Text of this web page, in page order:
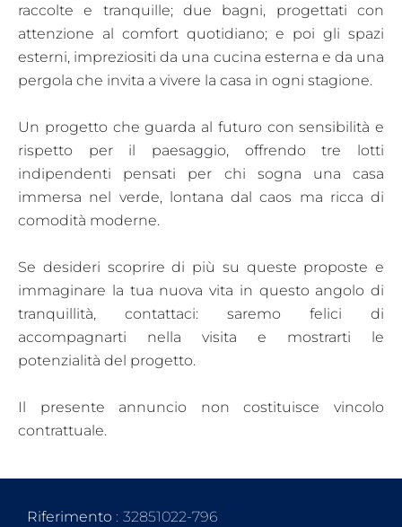
raccolte e tranquille; due bagni, progettati con
attenzione al comfort quotidiano; e poi gli spazi
esterni, impreziositi da una cucina esterna e da una
pergola che invita a vivere la casa in ogni stagione.
Un progetto che guarda al futuro con sensibilità e
rispetto per il paesaggio, offrendo tre lotti
indipendenti pensati per chi sogna una casa
immersa nel verde, lontana dal caos ma ricca di
comodità moderne.
Se desideri scoprire di più su queste proposte e
immaginare la tua nuova vita in questo angolo di
tranquillità, contattaci: saremo felici di
accompagnarti nella visita e mostrarti le
potenzialità del progetto.
Il presente annuncio non costituisce vincolo
contrattuale.
Riferimento
32851022-796